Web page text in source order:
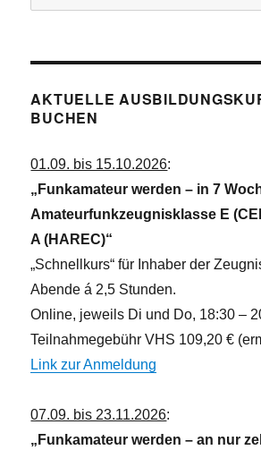
nach:
AKTUELLE
BUCHEN
01.09. bis 15.10.2026:
„Funkamateur werden – in 7
Amateurfunkzeugnisklasse E
A (HAREC)“
„Schnellkurs“ für Inhaber der
Abende á 2,5 Stunden.
Online, jeweils Di und Do, 18:30 –
Teilnahmegebühr VHS 109,20 €
Link zur Anmeldung
07.09. bis 23.11.2026:
„Funkamateur werden – an nur